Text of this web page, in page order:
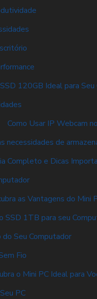
120GB Ideal para
Como Usar IP Webcam
necessidades de
Completo e Dicas
as Vantagens do Mini
SSD 1TB para seu
Seu Computador
Fio
o Mini PC Ideal para
PC